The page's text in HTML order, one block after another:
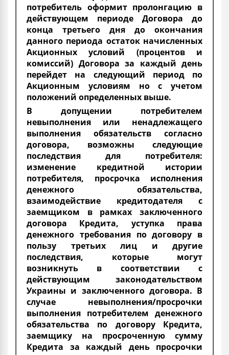
потребитель оформит пролонгацию в
действующем периоде Договора до
конца третьего дня до окончания
данного периода остаток начисленных
Акционных условий (процентов и
комиссий) Договора за каждый день
перейдет на следующий период по
Акционным условиям но с учетом
положений определенных выше.
В допущении потребителем
невыполнения или ненадлежащего
выполнения обязательств согласно
договора, возможны следующие
последствия для потребителя:
изменение кредитной истории
потребителя, просрочка исполнения
денежного обязательства,
взаимодействие кредитодателя с
заемщиком в рамках заключенного
договора Кредита, уступка права
денежного требования по договору в
пользу третьих лиц и другие
последствия, которые могут
возникнуть в соответствии с
действующим законодательством
Украины и заключенного договора. В
случае невыполнения/просрочки
выполнения потребителем денежного
обязательства по договору Кредита,
заемщику на просроченную сумму
Кредита за каждый день просрочки